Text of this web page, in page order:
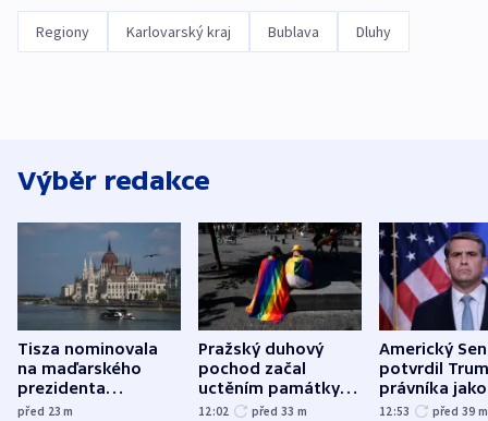
Regiony Karlovarský kraj Bublava Dluhy
Výběr redakce
Tisza nominovala
na maďarského
prezidenta
bývalého šéfa
před 23m
Pražský duhový
pochod začal
uctěním památky
obětí berlínského
12:02 před 33 m
Americký
potvrdil
právníka jako
ministra
12:53 před 39 m